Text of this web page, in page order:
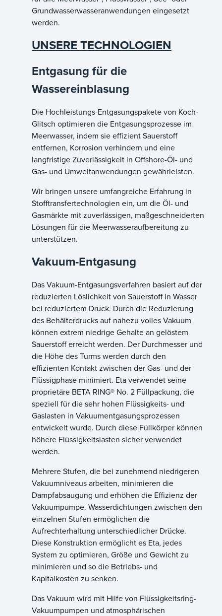
Grundwasserwasseranwendungen eingesetzt
werden.
UNSERE TECHNOLOGIEN
Entgasung für die
Wassereinblasung
Die Hochleistungs-Entgasungspakete von Koch-
Glitsch optimieren die Entgasungsprozesse im
Meerwasser, indem sie effizient Sauerstoff
entfernen, Korrosion verhindern und eine
langfristige Zuverlässigkeit in Offshore-Öl- und
Gas- und Umweltanwendungen gewährleisten.
Wir bringen unsere umfangreiche Erfahrung in
Stofftransfertechnologien ein, um die Öl- und
Gasmärkte mit zuverlässigen, maßgeschneiderten
Lösungen für die Meerwasseraufbereitung zu
unterstützen.
Vakuum-Entgasung
Das Vakuum-Entgasungsverfahren basiert auf der
reduzierten Löslichkeit von Sauerstoff in Wasser
bei reduziertem Druck. Durch die Reduzierung
des Behälterdrucks auf nahezu volles Vakuum
können extrem niedrige Gehalte an gelöstem
Sauerstoff erreicht werden. Der Durchmesser und
die Höhe des Turms werden durch den
effizienten Kontakt zwischen der Gas- und der
Flüssigphase minimiert. Eta verwendet seine
proprietäre BETA RING® No. 2 Füllpackung, die
speziell für die sehr hohen Flüssigkeits- und
Gaslasten in Vakuumentgasungsprozessen
entwickelt wurde. Durch diese Füllkörper können
höhere Flüssigkeitslasten sicher verwendet
werden.
Mehrere Stufen, die bei zunehmend niedrigeren
Vakuumniveaus arbeiten, minimieren die
Dampfabsaugung und erhöhen die Effizienz der
Vakuumpumpe. Wasserdichtungen zwischen den
einzelnen Stufen ermöglichen die
Aufrechterhaltung unterschiedlicher Drücke.
Diese Konstruktion ermöglicht es Eta, jedes
System zu optimieren, Größe und Gewicht zu
minimieren und so die Betriebs- und
Kapitalkosten zu senken.
Das Vakuum wird mit Hilfe von Flüssigkeitsring-
Vakuumpumpen und atmosphärischen